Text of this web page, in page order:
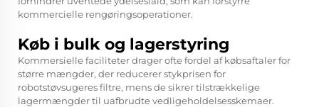
kommercielle rengøringsoperationer.
Køb i bulk og lagerstyring
Kommersielle faciliteter drager ofte fordel af købsaftaler for
større mængder, der reducerer stykprisen for
robotstøvsugeres filtre, mens de sikrer tilstrækkelige
lagermængder til uafbrudte vedligeholdelsesskemaer.